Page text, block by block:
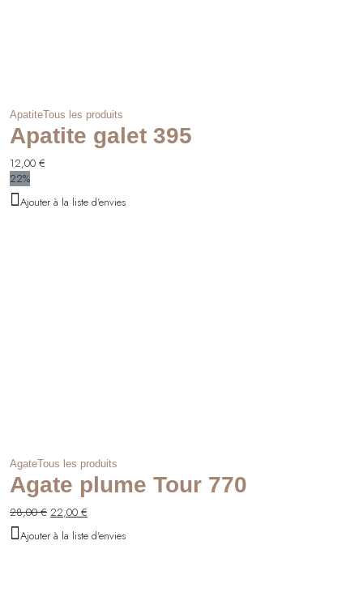
ApatiteTous les produits
Apatite galet 395
12,00 €
22%
Ajouter à la liste d'envies
AgateTous les produits
Agate plume Tour 770
28,00€ Le
initial
22,00 €
actuel
Ajouter à la liste d'envies